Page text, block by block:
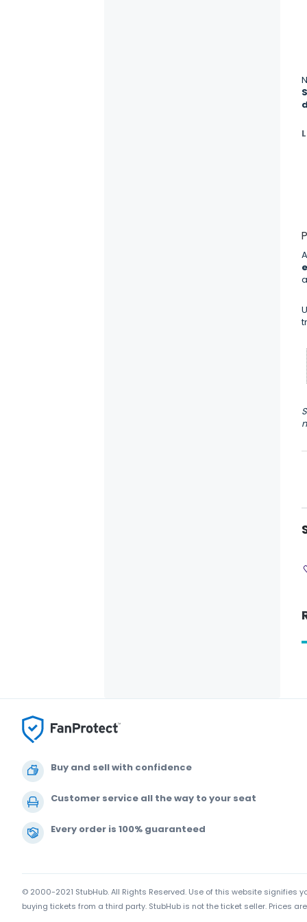
Buy and sell with confidence
Customer service all the way to your seat
Every order is 100% guaranteed
© 2000-2021 StubHub. All Rights Reserved. Use of this website signifies
buying tickets from a third party. StubHub is not the ticket seller. Prices